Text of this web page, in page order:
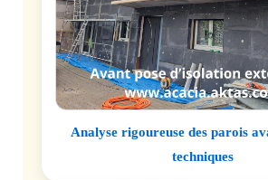
Analyse rigoureuse des parois
techniques